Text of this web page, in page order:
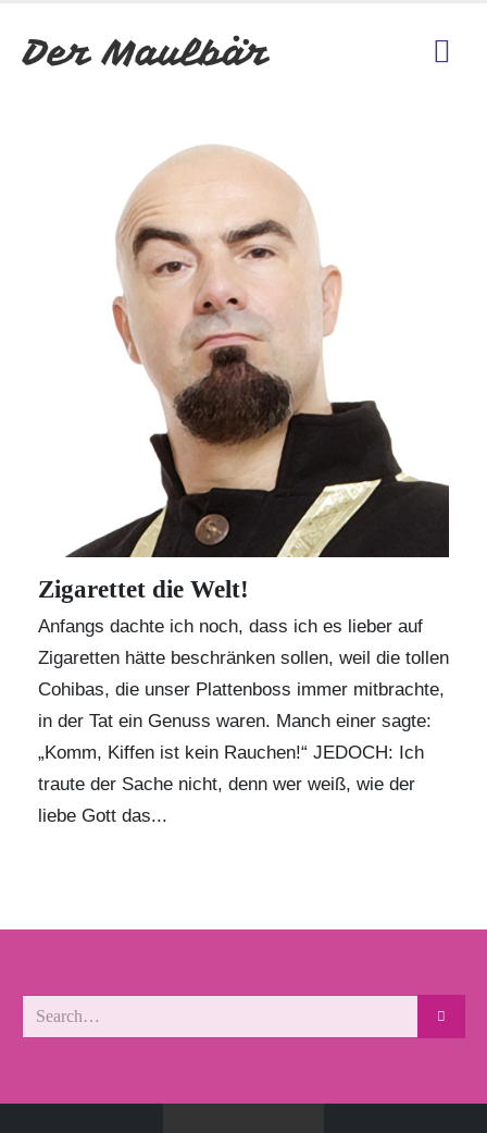
Zigarettet die Welt!
Anfangs dachte ich noch, dass ich es lieber auf
Zigaretten hätte beschränken sollen, weil die tollen
Cohibas, die unser Plattenboss immer mitbrachte,
in der Tat ein Genuss waren. Manch einer sagte:
„Komm, Kiffen ist kein Rauchen!“ JEDOCH: Ich
traute der Sache nicht, denn wer weiß, wie der
liebe Gott das...